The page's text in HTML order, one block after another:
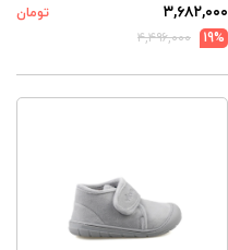
۳,۶۸۲,۰۰۰
تومان
19%
۴,۴۹۶,۰۰۰